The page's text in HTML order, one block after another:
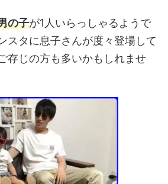
の子が1人いらっしゃるようで
スタに息子さんが度々登場して
存じの方も多いかもしれませ